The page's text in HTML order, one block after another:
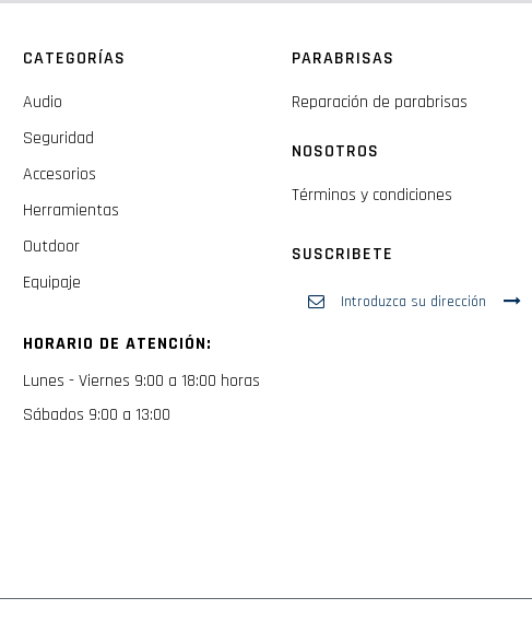
CATEGORÍAS
Audio
Seguridad
Accesorios
Herramientas
Outdoor
Equipaje
HORARIO DE ATENCIÓN:
Lunes - Viernes 9:00 a 18:00 horas
Sábados 9:00 a 13:00
PARABRISAS
Reparación de parabrisas
NOSOTROS
Términos y condiciones
SUSCRIBETE